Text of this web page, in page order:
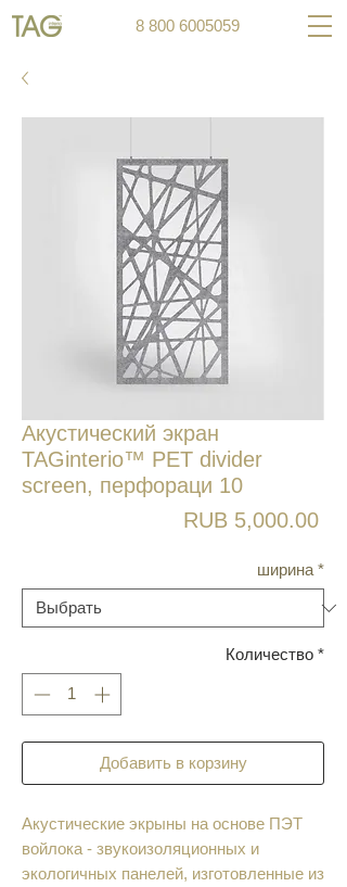
8 800 6005059
Акустический экран
TAGinterio™ PET divider
screen, перфораци 10
RUB 5,000.00
ширина *
Количество *
Добавить в корзину
Акустические экрыны на основе ПЭТ
войлока - звукоизоляционных и
экологичных панелей, изготовленные из